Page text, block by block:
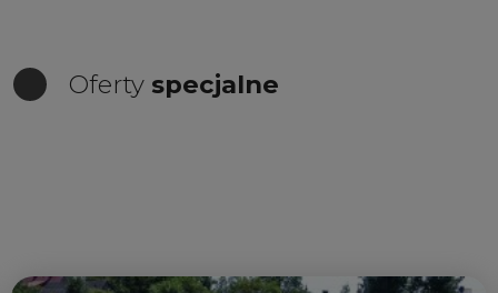
Oferty specjalne